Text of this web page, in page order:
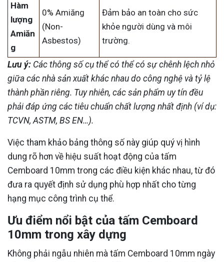
Hàm
lượng
Amiăn
g
0% Amiăng
(Non-
Asbestos)
Đảm bảo an toàn cho sức
khỏe người dùng và môi
trường.
Lưu ý: Các thông số cụ thể có thể có sự chênh lệch nhỏ
giữa các nhà sản xuất khác nhau do công nghệ và tỷ lệ
thành phần riêng. Tuy nhiên, các sản phẩm uy tín đều
phải đáp ứng các tiêu chuẩn chất lượng nhất định (ví dụ:
TCVN, ASTM, BS EN…).
Việc tham khảo bảng thông số này giúp quý vị hình
dung rõ hơn về hiệu suất hoạt động của tấm
Cemboard 10mm trong các điều kiện khác nhau, từ đó
đưa ra quyết định sử dụng phù hợp nhất cho từng
hạng mục công trình cụ thể.
Ưu điểm nổi bật của tấm Cemboard
10mm trong xây dựng
Không phải ngẫu nhiên mà tấm Cemboard 10mm ngày